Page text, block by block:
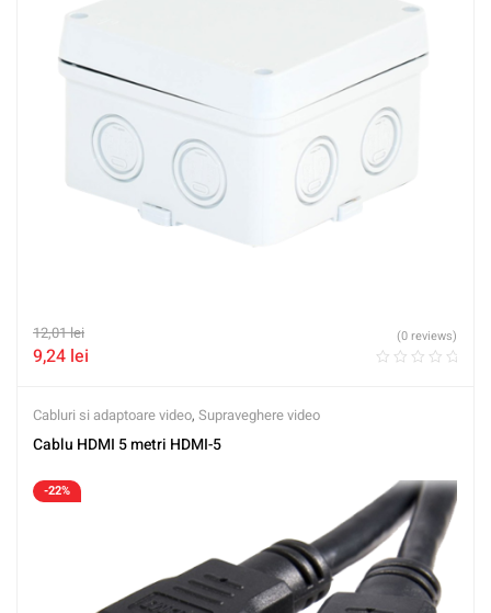
12,01lei
9,24 lei
(0 reviews)
Cabluri si adaptoare video, Supraveghere video
Cablu HDMI 5 metri HDMI-5
-22%